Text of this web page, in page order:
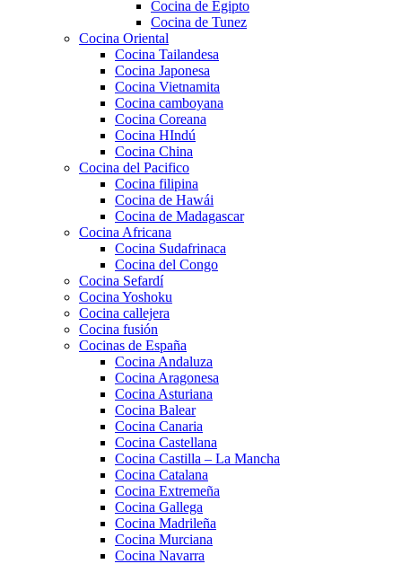
Cocina de Egipto
Cocina de Tunez
Cocina Oriental
Cocina Tailandesa
Cocina Japonesa
Cocina Vietnamita
Cocina camboyana
Cocina Coreana
Cocina HIndú
Cocina China
Cocina del Pacifico
Cocina filipina
Cocina de Hawái
Cocina de Madagascar
Cocina Africana
Cocina Sudafrinaca
Cocina del Congo
Cocina Sefardí
Cocina Yoshoku
Cocina callejera
Cocina fusión
Cocinas de España
Cocina Andaluza
Cocina Aragonesa
Cocina Asturiana
Cocina Balear
Cocina Canaria
Cocina Castellana
Cocina Castilla – La Mancha
Cocina Catalana
Cocina Extremeña
Cocina Gallega
Cocina Madrileña
Cocina Murciana
Cocina Navarra